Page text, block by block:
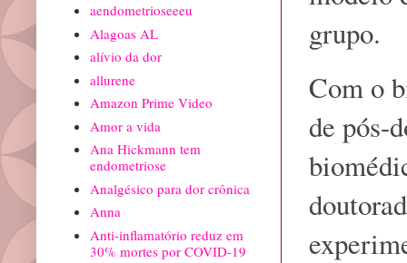
grupo.
Com o
de pós-
aendometrioseeeu
Alagoas AL
alívio da dor
allurene
Amazon Prime Video
Amor a vida
Ana Hickmann tem
endometriose
Analgésico para dor crônica
Anna
Anti-inflamatório reduz em
30% mortes por COVID-19